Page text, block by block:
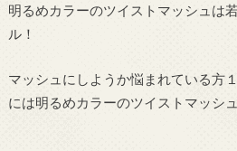
明るめカラーのツイストマッシュは
ル！
マッシュにしようか悩まれている方
には明るめカラーのツイストマッシ